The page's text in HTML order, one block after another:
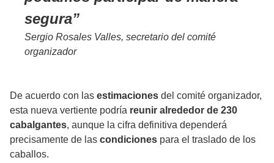
segura
Sergio Rosales Valles, secretario del comité
organizador
De acuerdo con las estimaciones del comité organizador,
esta nueva vertiente podría reunir alrededor de 230
cabalgantes, aunque la cifra definitiva dependerá
precisamente de las condiciones para el traslado de los
caballos.